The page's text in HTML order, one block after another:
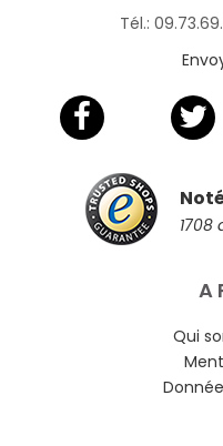
Tél.:
1708
A
Qui